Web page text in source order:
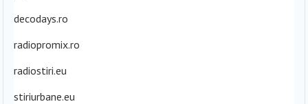
decodays.ro
radiopromix.ro
radiostiri.eu
stiriurbane.eu